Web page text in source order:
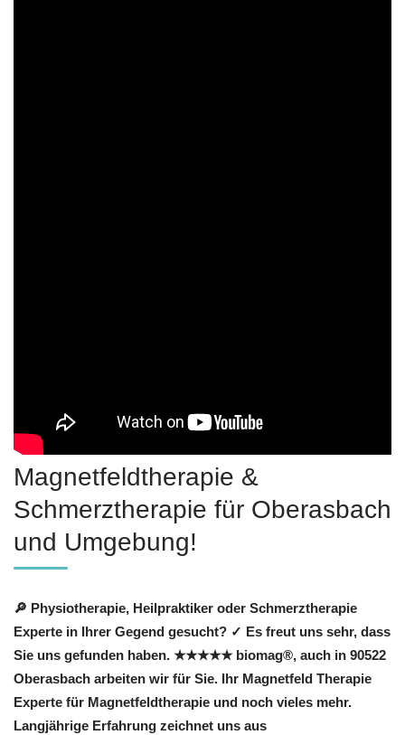
Magnetfeldtherapie &
Schmerztherapie für Oberasbach
und Umgebung!
🔎 Physiotherapie, Heilpraktiker oder Schmerztherapie
Experte in Ihrer Gegend gesucht? ✓ Es freut uns sehr, dass
Sie uns gefunden haben. ★★★★★ biomag®, auch in 90522
Oberasbach arbeiten wir für Sie. Ihr Magnetfeld Therapie
Experte für Magnetfeldtherapie und noch vieles mehr.
Langjährige Erfahrung zeichnet uns aus